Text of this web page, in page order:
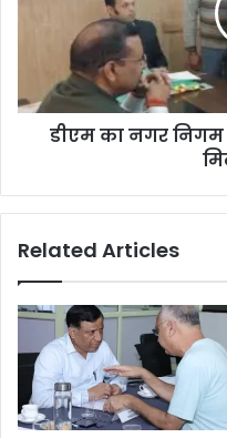
डीएम का नगर निगम
Related Articles